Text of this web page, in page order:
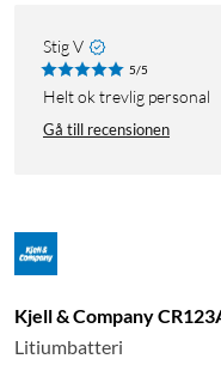
Stig V
5/5
Helt ok trevlig personal
Gå till recensionen
Kjell & Company
Litiumbatteri